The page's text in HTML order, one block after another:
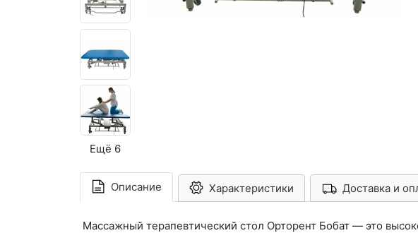
Ещё 6
Описание Характеристики Арконт-Мед Доставка и
Массажный терапевтический стол Орторент Бобат — это